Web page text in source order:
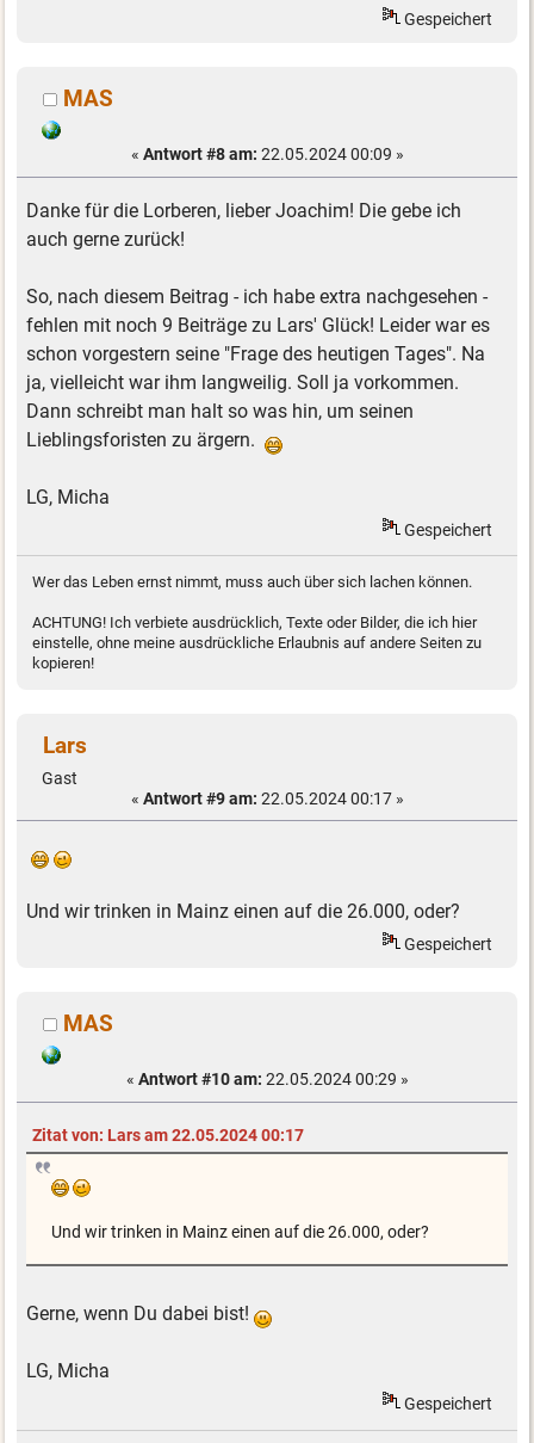
Gespeichert
MAS
« Antwort #8 am: 22.05.2024 00:09 »
Danke für die Lorberen, lieber Joachim! Die gebe ich
auch gerne zurück!
So, nach diesem Beitrag - ich habe extra nachgesehen -
fehlen mit noch 9 Beiträge zu Lars' Glück! Leider war es
schon vorgestern seine "Frage des heutigen Tages". Na
ja, vielleicht war ihm langweilig. Soll ja vorkommen.
Dann schreibt man halt so was hin, um seinen
Lieblingsforisten zu ärgern.
LG, Micha
Gespeichert
Wer das Leben ernst nimmt, muss auch über sich lachen können.
ACHTUNG! Ich verbiete ausdrücklich, Texte oder Bilder, die ich hier
einstelle, ohne meine ausdrückliche Erlaubnis auf andere Seiten zu
kopieren!
Lars
Gast
« Antwort #9 am: 22.05.2024 00:17 »
Und wir trinken in Mainz einen auf die 26.000, oder?
Gespeichert
MAS
« Antwort #10 am: 22.05.2024 00:29 »
Zitat von: Lars am 22.05.2024 00:17
Und wir trinken in Mainz einen auf die 26.000, oder?
Gerne, wenn Du dabei bist!
LG, Micha
Gespeichert